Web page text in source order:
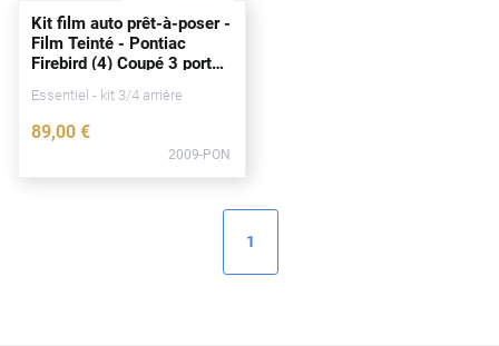
Land Rover
Mini
Kit film auto prêt-à-poser -
Film Teinté - Pontiac
Firebird (4) Coupé 3portes
Essentiel - kit 3/4 arrière
89,00 €
2009-PON
1